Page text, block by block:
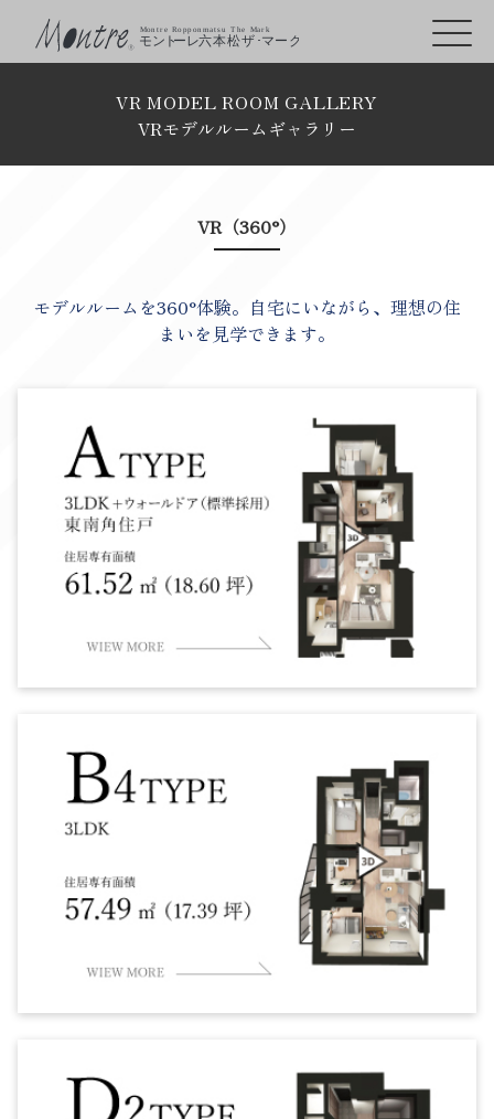
VR MODEL ROOM GALLERY
VRモデルルームギャラリー
VR（360°）
モデルルームを360°体験。自宅にいながら、理想の住
まいを見学できます。